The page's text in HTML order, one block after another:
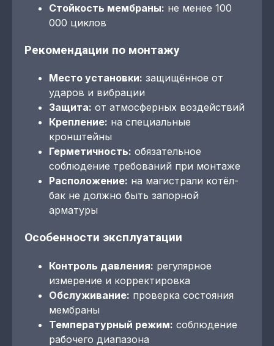
Стойкость мембраны: не менее 100
000 циклов
Рекомендации по монтажу
Место установки: защищённое от
ударов и вибрации
Защита: от атмосферных воздействий
Крепление: на специальные
кронштейны
Герметичность: обязательное
соблюдение требований при монтаже
Расположение: на магистрали котёл-
бак не должно быть запорной
арматуры
Особенности эксплуатации
Контроль давления: регулярное
измерение и корректировка
Обслуживание: проверка состояния
мембраны
Температурный режим: соблюдение
рабочего диапазона